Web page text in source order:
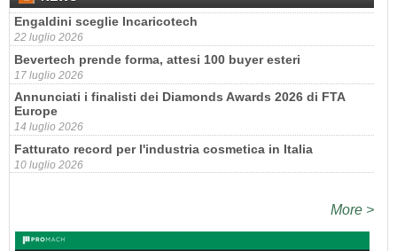
Engaldini sceglie Incaricotech
22 luglio 2026
Bevertech prende forma, attesi 100 buyer esteri
17 luglio 2026
Annunciati i finalisti dei Diamonds Awards 2026 di FTA
Europe
14 luglio 2026
Fatturato record per l'industria cosmetica in Italia
10 luglio 2026
More >